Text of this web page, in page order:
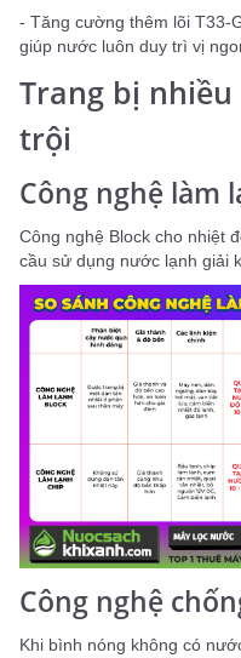
- Tăng cường thêm lõi T33-
giúp nước luôn duy trì vị
Trang bị
trội
Công nghệ làm
Công nghệ Block cho nhiệt
cầu sử dụng nước lạnh giải
Công nghệ
Khi bình nóng không có